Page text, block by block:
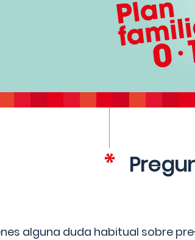
alguna duda habitual sobre